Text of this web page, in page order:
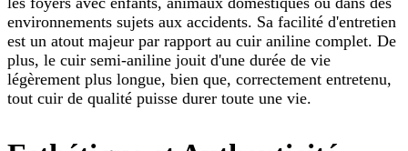
environnements sujets aux accidents. Sa facilité d'entretien
est un atout majeur par rapport au cuir aniline complet. De
plus, le cuir semi-aniline jouit d'une durée de vie
légèrement plus longue, bien que, correctement entretenu,
tout cuir de qualité puisse durer toute une vie.